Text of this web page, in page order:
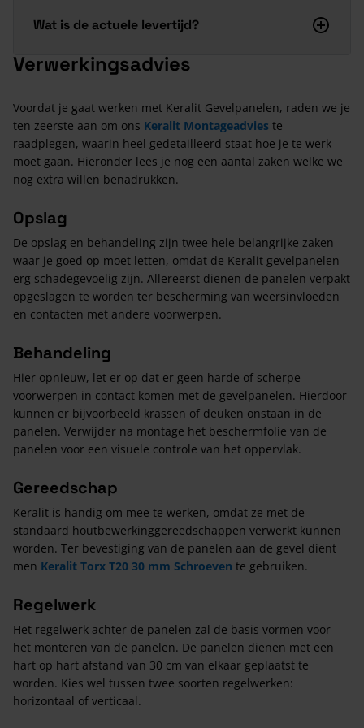
Wat is de actuele levertijd?
Verwerkingsadvies
Voordat je gaat werken met Keralit Gevelpanelen, raden we je
ten zeerste aan om ons Keralit Montageadvies te
raadplegen, waarin heel gedetailleerd staat hoe je te werk
moet gaan. Hieronder lees je nog een aantal zaken welke we
nog extra willen benadrukken.
Opslag
De opslag en behandeling zijn twee hele belangrijke zaken
waar je goed op moet letten, omdat de Keralit gevelpanelen
erg schadegevoelig zijn. Allereerst dienen de panelen verpakt
opgeslagen te worden ter bescherming van weersinvloeden
en contacten met andere voorwerpen.
Behandeling
Hier opnieuw, let er op dat er geen harde of scherpe
voorwerpen in contact komen met de gevelpanelen. Hierdoor
kunnen er bijvoorbeeld krassen of deuken onstaan in de
panelen. Verwijder na montage het beschermfolie van de
panelen voor een visuele controle van het oppervlak.
Gereedschap
Keralit is handig om mee te werken, omdat ze met de
standaard houtbewerkinggereedschappen verwerkt kunnen
worden. Ter bevestiging van de panelen aan de gevel dient
men Keralit Torx T20 30 mm Schroeven te gebruiken.
Regelwerk
Het regelwerk achter de panelen zal de basis vormen voor
het monteren van de panelen. De panelen dienen met een
hart op hart afstand van 30 cm van elkaar geplaatst te
worden. Kies wel tussen twee soorten regelwerken:
horizontaal of verticaal.